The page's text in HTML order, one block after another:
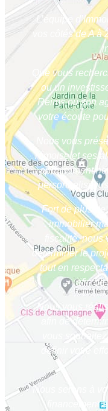
L’équipe
vos côtés de A à
Que vous
ou un
Reims ou son
votre écoute
Nous vous
rémoise et ses
appartement
personnalisé
Fort de plus de
immobilier
fiscalité,
déterminer le
tout en
afin de
Nous vous
afin de
vous
définir votre
Nous serons à
financement